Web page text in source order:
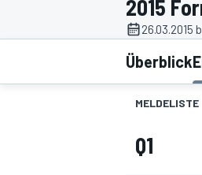
MOTOGP
2015
26.03.2015
Überblick
MELDELISTE
Q1